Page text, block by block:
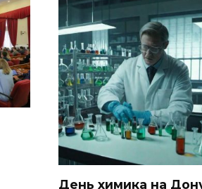
День химика на